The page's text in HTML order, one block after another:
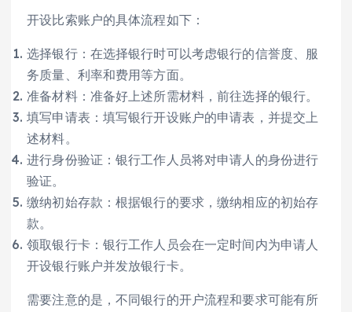
开设比索账户的具体流程如下：
选择银行：在选择银行时可以考虑银行的信誉度、服
务质量、利率和费用等方面。
准备材料：准备好上述所需材料，前往选择的银行。
填写申请表：填写银行开设账户的申请表，并提交上
述材料。
进行身份验证：银行工作人员将对申请人的身份进行
验证。
缴纳初始存款：根据银行的要求，缴纳相应的初始存
款。
领取银行卡：银行工作人员会在一定时间内为申请人
开设银行账户并发放银行卡。
需要注意的是，不同银行的开户流程和要求可能有所